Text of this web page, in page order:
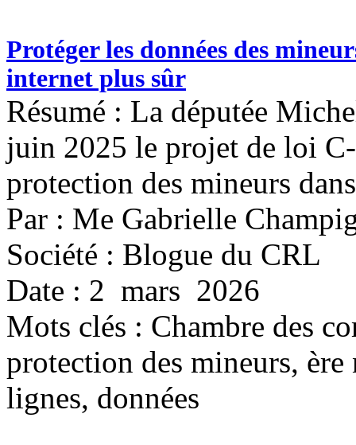
Protéger les données des
internet plus sûr
Résumé : La députée
juin 2025 le projet de loi
protection des mineurs
Par : Me Gabrielle
Société : Blogue du CRL
Date : 2 mars 2026
Mots clés : Chambre des
protection des mineurs,
lignes, données